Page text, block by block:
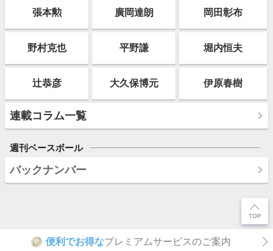
張本勲 廣岡達朗 岡田彰布
野村克也 平野謙 堀内恒夫
辻恭彦 大久保博元 伊原春樹
連載コラム一覧
週刊ベースボール
バックナンバー
P 便利でお得なプレミアムサービスのご案内